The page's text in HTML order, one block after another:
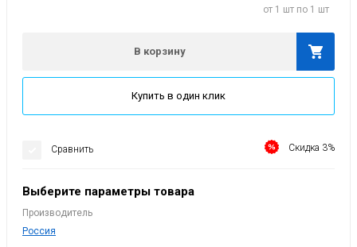
от 1 шт по 1 шт
В корзину
Купить в один клик
Сравнить Скидка 3%
Выберите параметры товара
Производитель
Россия